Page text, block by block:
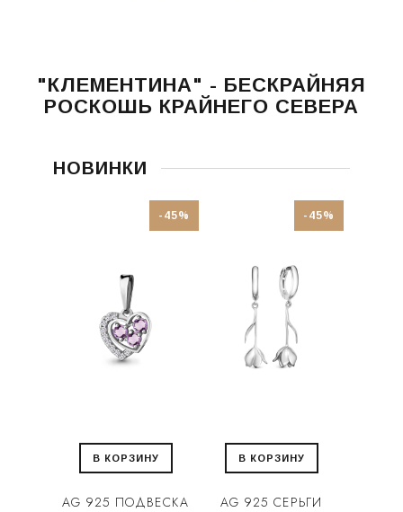
"КЛЕМЕНТИНА" - БЕСКРАЙНЯЯ
РОСКОШЬ КРАЙНЕГО СЕВЕРА
НОВИНКИ
-45%
В КОРЗИНУ
AG 925 ПОДВЕСКА
-45%
В КОРЗИНУ
AG 925 СЕРЬГИ